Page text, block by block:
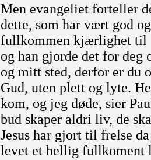
Men evangeliet forteller
dette, som har vært god
fullkommen kjærlighet til
og han gjorde det for
og mitt sted, derfor er du
Gud, uten plett og lyte.
kom, og jeg døde, sier
bud skaper aldri liv, de
Jesus har gjort til frelse
levet et hellig fullkoment